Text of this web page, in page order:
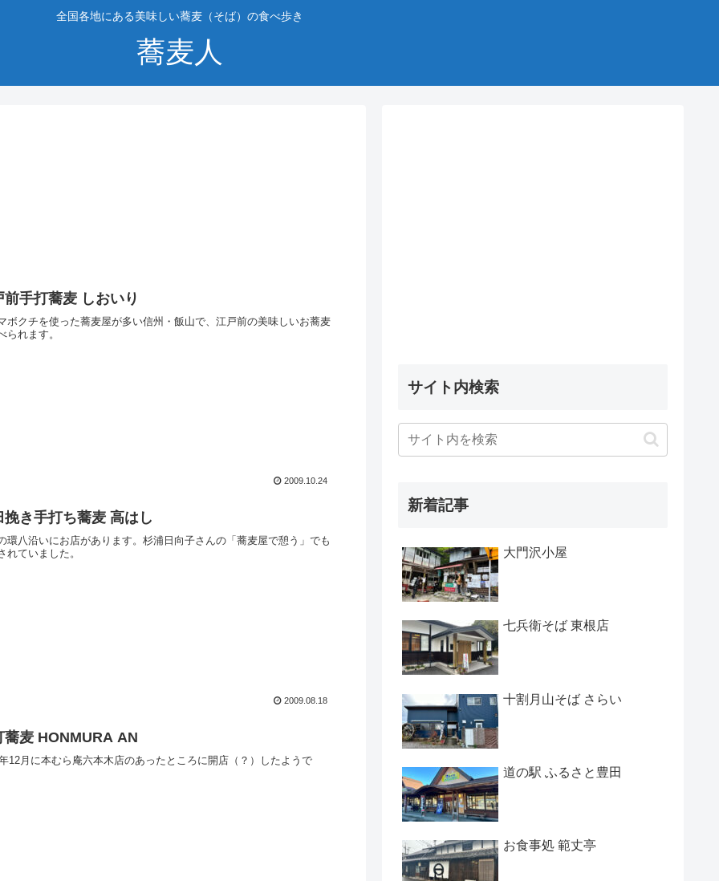
全国各地にある美味しい蕎麦（そば）の食べ歩き
蕎麦人
前手打蕎麦 しおいり
ボクチを使った蕎麦屋が多い信州・飯山で、江戸前の美味しいお蕎麦
られます。
2009.10.24
挽き手打ち蕎麦 高はし
環八沿いにお店があります。杉浦日向子さんの「蕎麦屋で憩う」でも
れていました。
2009.08.18
蕎麦 HONMURA AN
12月に本むら庵六本木店のあったところに開店（？）したようで
サイト内検索
新着記事
大門沢小屋
七兵衛そば 東根店
十割月山そば さらい
道の駅 ふるさと豊田
お食事処 範丈亭